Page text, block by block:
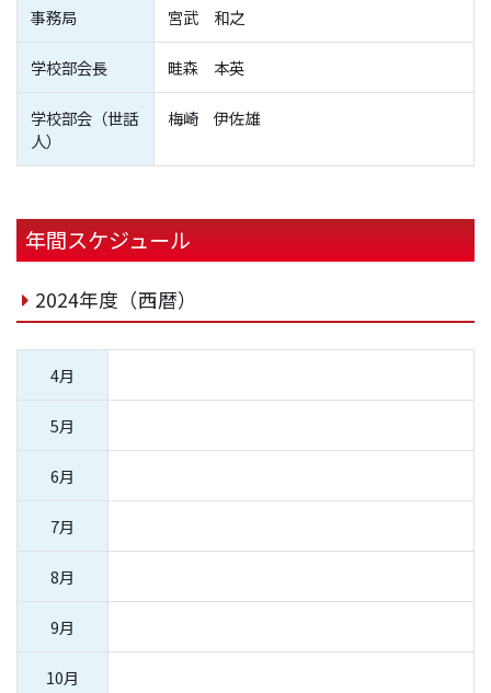
事務局 宮武 和之
学校部会長 畦森 本英
学校部会（世話
人）
梅崎 伊佐雄
年間スケジュール
2024年度（西暦）
4月
5月
6月
7月
8月
9月
10月